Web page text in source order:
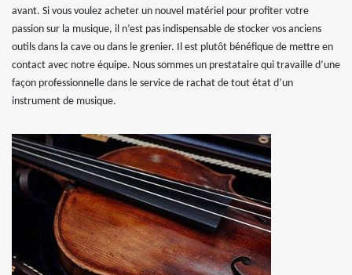
avant. Si vous voulez acheter un nouvel matériel pour profiter votre
passion sur la musique, il n’est pas indispensable de stocker vos anciens
outils dans la cave ou dans le grenier. Il est plutôt bénéfique de mettre en
contact avec notre équipe. Nous sommes un prestataire qui travaille d’une
façon professionnelle dans le service de rachat de tout état d’un
instrument de musique.